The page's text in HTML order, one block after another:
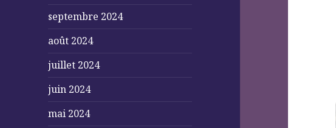
septembre 2024
août 2024
juillet 2024
juin 2024
mai 2024